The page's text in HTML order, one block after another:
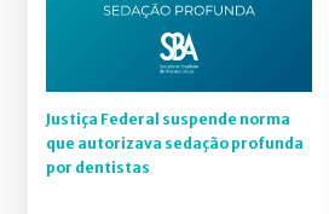
Justiça Federal suspende norma
que autorizava sedação profunda
por dentistas